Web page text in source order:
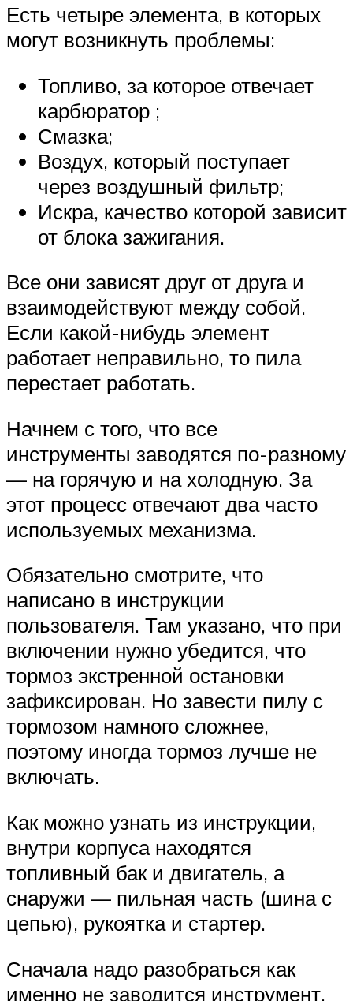
Есть четыре элемента, в которых
могут возникнуть проблемы:
Топливо, за которое отвечает
карбюратор ;
Смазка;
Воздух, который поступает
через воздушный фильтр;
Искра, качество которой зависит
от блока зажигания.
Все они зависят друг от друга и
взаимодействуют между собой.
Если какой-нибудь элемент
работает неправильно, то пила
перестает работать.
Начнем с того, что все
инструменты заводятся по-разному
— на горячую и на холодную. За
этот процесс отвечают два часто
используемых механизма.
Обязательно смотрите, что
написано в инструкции
пользователя. Там указано, что при
включении нужно убедится, что
тормоз экстренной остановки
зафиксирован. Но завести пилу с
тормозом намного сложнее,
поэтому иногда тормоз лучше не
включать.
Как можно узнать из инструкции,
внутри корпуса находятся
топливный бак и двигатель, а
снаружи — пильная часть (шина с
цепью), рукоятка и стартер.
Сначала надо разобраться как
именно не заводится инструмент.